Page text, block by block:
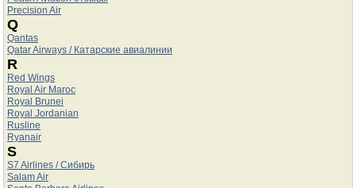
Precision Air
Q
Qantas
Qatar Airways / Катарские авиалинии
R
Red Wings
Royal Air Maroc
Royal Brunei
Royal Jordanian
Rusline
Ryanair
S
S7 Airlines / Сибирь
Salam Air